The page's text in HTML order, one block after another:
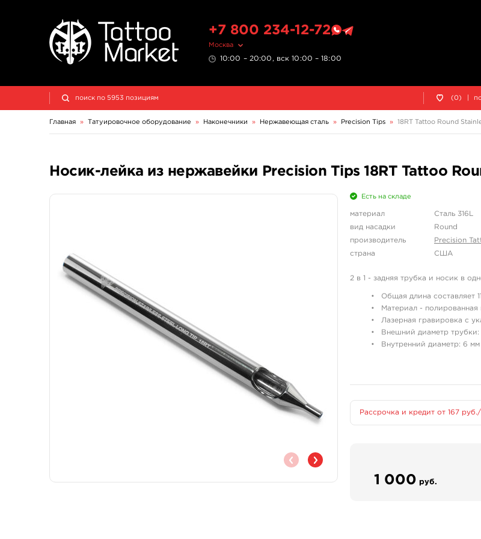
+7 800 234-12-72
Москва
10:00 – 20:00, вск 10:00 – 18:00
(0)
Главная » Татуировочное оборудование » Наконечники » Нержавеющая сталь » Precision Tips » 18RT Tattoo Round
Носик-лейка из нержавейки Precision Tips 18RT Tattoo
Есть на складе
материал
Сталь 316L
вид насадки
Round
производитель
Precision
страна
США
2 в 1 - задняя трубка и носик в
Общая длина составляет
Материал - полированная
Лазерная гравировка с
Внешний диаметр
Внутренний диаметр: 6 мм
Рассрочка и кредит от 167
1 000 руб.